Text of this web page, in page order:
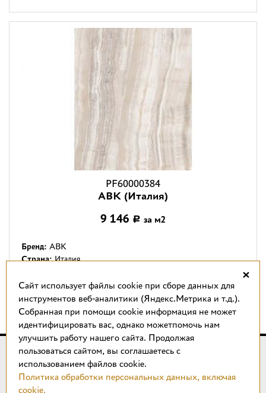
PF60000384
ABK (Италия)
9 146 Р за м2
Бренд: ABK
Страна:Италия
← 1 87 88
© 2018 – 2026 КОТТО design
Магазин качественной плитки, светильников, напольных
покрытий и сантехники.
×
Cайт использует файлы cookie при сборе данных для
инструментов веб-аналитики (Яндекс.Метрика и т.д.).
Собранная при помощи cookie информация не может
идентифицировать вас, однако можетпомочь нам
улучшить работу нашего сайта. Продолжая
пользоваться сайтом, вы соглашаетесь с
использованием файлов cookie.
Политика обработки персональных данных, включая
cookie.